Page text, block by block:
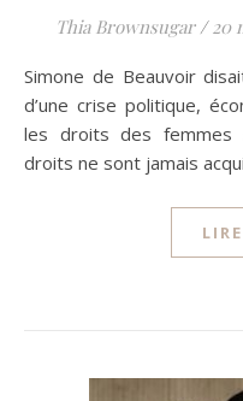
Thia Brownsugar / 20
Simone de Beauvoir disait: « N’oubliez jamais qu’il suffira
d’une crise politique,
les droits des femmes
droits ne sont jamais